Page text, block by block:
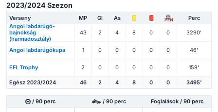
2023/2024 Szezon
Verseny MP Gl As PEN
Perc
Angol labdarúgó-
bajnokság
(harmadosztály)
43 2 4 8 0 0 3290'
Angol labdarúgókupa 1 0 0 0 0 0 46'
EFL Trophy 2 0 0 0 0 0 159'
Egész 2023/2024 46 2 4 8 0 0 3495'
/ 90 perc / 90 perc Foglalások / 90 perc